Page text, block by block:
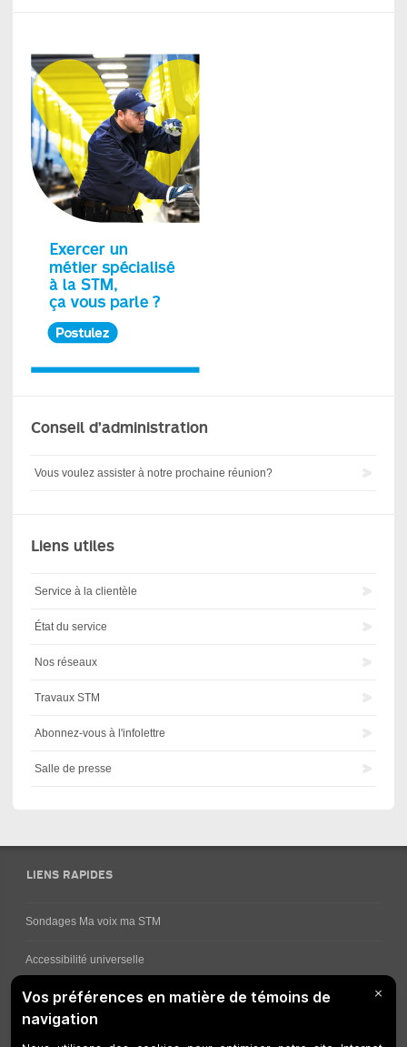
Conseil d’administration
Vous voulez assister à notre prochaine réunion?
Liens utiles
Service à la clientèle
État du service
Nos réseaux
Travaux STM
Abonnez-vous à l'infolettre
Salle de presse
LIENS RAPIDES
Sondages Ma voix ma STM
Accessibilité universelle
Comment obtenir vos horaires de bus